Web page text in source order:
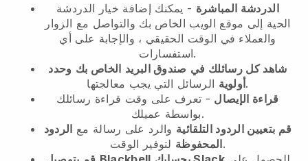
الدردشة المباشرة - يمكنك إضافة خيار الدردشة
الحية إلى موقع الويب الخاص بك والتواصل مع الزوار
والعملاء في الوقت الحقيقي ، والإجابة على أي
استفسارات.
شاهد كل رسائلك في صندوق البريد الخاص بك وحدد
أولويةالرسائل التي يجب معالجتها.
قراءة الإيصال - تعرف على وقت قراءة رسائلك
بواسطة عميلك.
قم بتعيين الردود التلقائية والرد على رسالة مع الردود
المحفوظةلتوفير الوقت.